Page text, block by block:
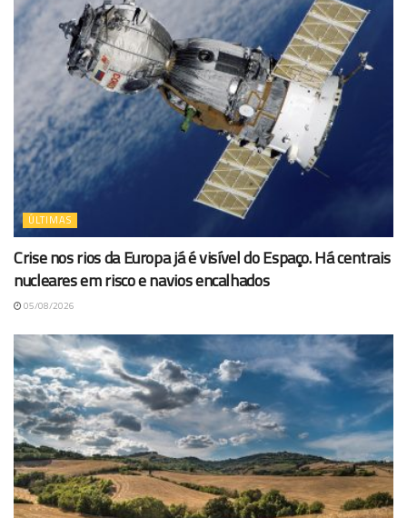
ÚLTIMAS
Crise nos rios da Europa já é visível do Espaço. Há centrais
nucleares em risco e navios encalhados
05/08/2026